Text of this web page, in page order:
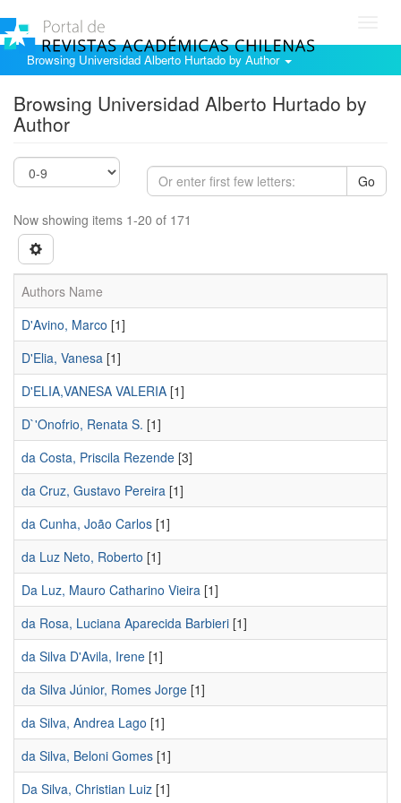
Browsing Universidad Alberto Hurtado by Author
Browsing Universidad Alberto Hurtado by
Author
Go
Now showing items 1-20 of 171
Authors Name
D'Avino, Marco [1]
D'Elia, Vanesa [1]
D'ELIA,VANESA VALERIA [1]
D`'Onofrio, Renata S. [1]
da Costa, Priscila Rezende [3]
da Cruz, Gustavo Pereira [1]
da Cunha, João Carlos [1]
da Luz Neto, Roberto [1]
Da Luz, Mauro Catharino Vieira [1]
da Rosa, Luciana Aparecida Barbieri [1]
da Silva D'Avila, Irene [1]
da Silva Júnior, Romes Jorge [1]
da Silva, Andrea Lago [1]
da Silva, Beloni Gomes [1]
Da Silva, Christian Luiz [1]